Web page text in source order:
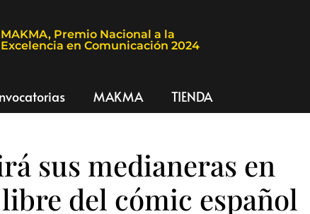
MAKMA, Premio Nacional a la
Excelencia en Comunicación 2024
MAKMA TIENDA
sus medianeras en
del cómic español